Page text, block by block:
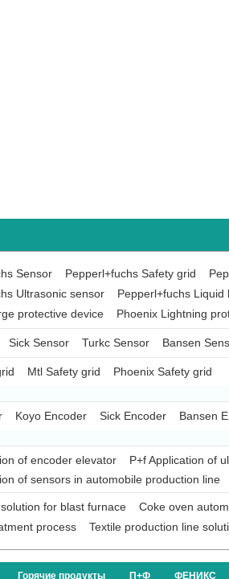
Sensor Pepperl+fuchs Safety grid
Ultrasonic sensor
Pepperl+fuchs Liquid
protective device
Phoenix Lightning
Sick Sensor Turkc Sensor Bansen
Mtl Safety grid Phoenix Safety grid
Koyo Encoder Sick Encoder Bansen
of encoder elevator P+f Application of
of sensors in automobile production line
for blast furnace Coke oven
process
Textile production line
Горячие продукты П+Ф ФЕНИКС